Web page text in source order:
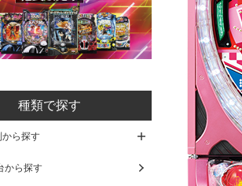
種類で探す
から探す
から探す